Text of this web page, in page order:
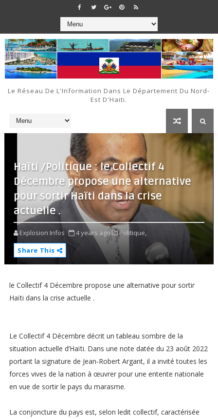
Le Réseau De L'Information Dans Le Département Du Nord-
Est D'Haiti.
Haïti /Politique : le Collectif 4
Décembre propose une alternative
pour sortir Haïti dans la crise
actuelle .
Explosion Infos 4 years ago
Politique,
Share This
le Collectif 4 Décembre propose une alternative pour sortir
Haïti dans la crise actuelle .
Le Collectif 4 Décembre décrit un tableau sombre de la
situation actuelle d’Haïti. Dans une note datée du 23 août 2022
portant la signature de Jean-Robert Argant, il a invité toutes les
forces vives de la nation à œuvrer pour une entente nationale
en vue de sortir le pays du marasme.
La conjoncture du pays est, selon ledit collectif, caractérisée